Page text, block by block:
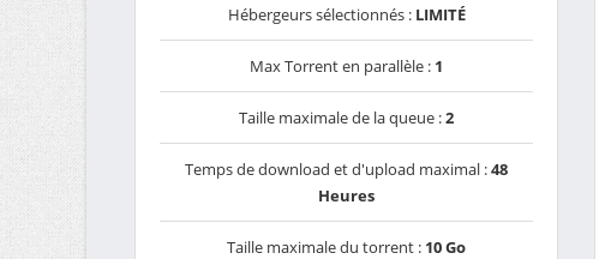
Hébergeurs sélectionnés : LIMITÉ
Max Torrent en parallèle : 1
Taille maximale de la queue :2
Temps de download et d'upload maximal :48
Heures
Taille maximale du torrent : 10 Go